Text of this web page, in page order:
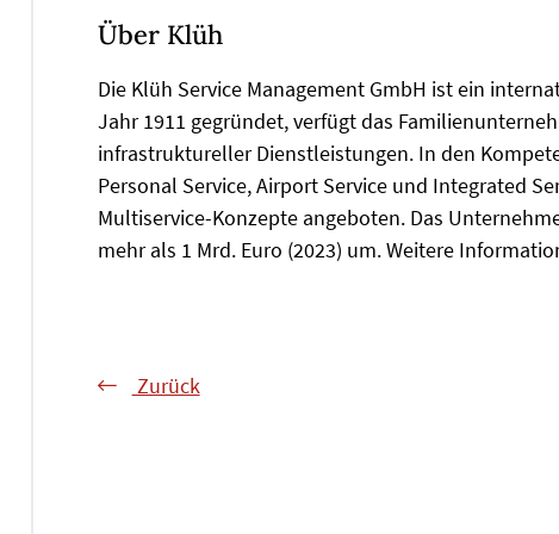
Über Klüh
Die Klüh Service Management GmbH ist ein
Jahr 1911 gegründet, verfügt das
infrastruktureller Dienstleistungen. In den
Personal Service, Airport Service und Integrated
Multiservice-Konzepte angeboten. Das
mehr als 1 Mrd. Euro (2023) um. Weitere
Zurück